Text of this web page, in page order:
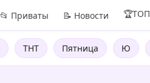
📂 Приваты 📝 Новости 🏆ТОП
ТНТ Пятница Ю